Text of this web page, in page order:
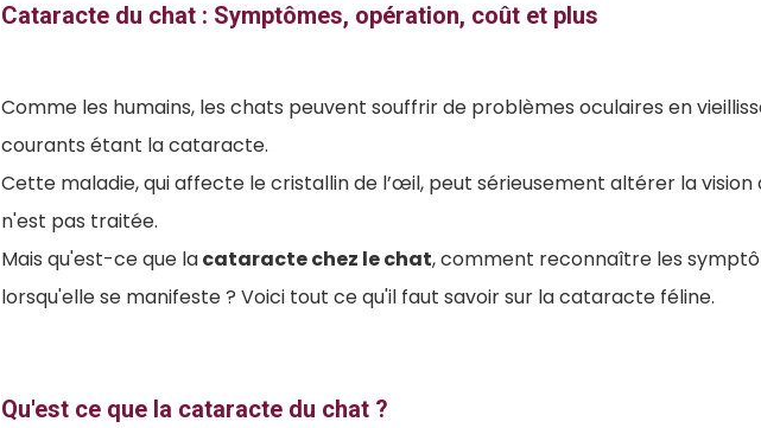
Cataracte du chat : Symptômes, opération, coût et plus
Comme les humains, les chats peuvent souffrir de problèmes oculaires en
courants étant la cataracte.
Cette maladie, qui affecte le cristallin de l’œil, peut sérieusement altérer la vision
n'est pas traitée.
Mais qu'est-ce que lacataracte chez le chat, comment reconnaître les
lorsqu'elle se manifeste ? Voici tout ce qu'il faut savoir sur la cataracte féline.
Qu'est ce que la cataracte du chat ?